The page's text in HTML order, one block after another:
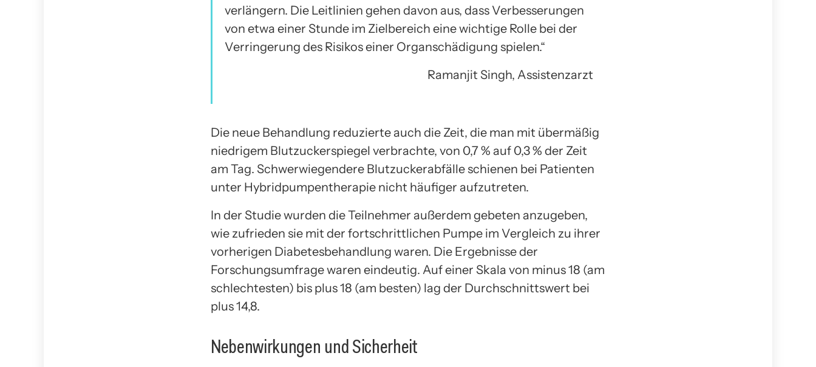
verlängern. Die Leitlinien gehen davon aus, dass Verbesserungen
von etwa einer Stunde im Zielbereich eine wichtige Rolle bei der
Verringerung des Risikos einer Organschädigung spielen.“
Ramanjit Singh, Assistenzarzt
Die neue Behandlung reduzierte auch die Zeit, die man mit übermäßig
niedrigem Blutzuckerspiegel verbrachte, von 0,7 % auf 0,3 % der Zeit
am Tag. Schwerwiegendere Blutzuckerabfälle schienen bei Patienten
unter Hybridpumpentherapie nicht häufiger aufzutreten.
In der Studie wurden die Teilnehmer außerdem gebeten anzugeben,
wie zufrieden sie mit der fortschrittlichen Pumpe im Vergleich zu ihrer
vorherigen Diabetesbehandlung waren. Die Ergebnisse der
Forschungsumfrage waren eindeutig. Auf einer Skala von minus 18 (am
schlechtesten) bis plus 18 (am besten) lag der Durchschnittswert bei
plus 14,8.
Nebenwirkungen und Sicherheit